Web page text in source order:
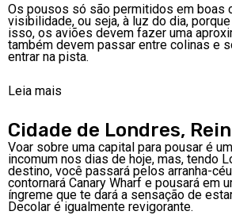
Os pousos só são permitidos em boas
visibilidade, ou seja, à luz do dia, porque
isso, os aviões devem fazer uma
também devem passar entre colinas e
entrar na pista.
Leia mais
Cidade de Londres,
Voar sobre uma capital para pousar é
incomum nos dias de hoje, mas, tendo
destino, você passará pelos arranha-
contornará Canary Wharf e pousará em
íngreme que te dará a sensação de
Decolar é igualmente revigorante.